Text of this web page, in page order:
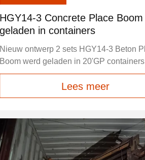
HGY14-3 Concrete Place Boom
geladen in containers
Nieuw ontwerp 2 sets HGY14-3 Beton
Lees meer